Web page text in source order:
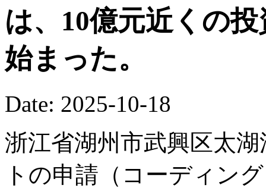
は、10億元近くの
始まった。
Date: 2025-10-18
浙江省湖州市武興区太
トの申請（コーディン